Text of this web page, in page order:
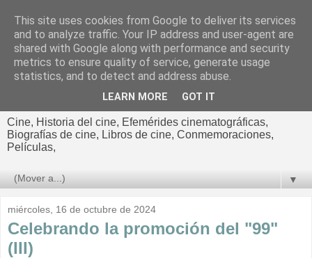
El cultural
cinematográfico de Jorge
Cine, Historia del cine, Efemérides cinematográficas,
Biografías de cine, Libros de cine, Conmemoraciones,
Películas,
▼
miércoles, 16 de octubre de 2024
Celebrando la promoción del "99"
(III)
This site uses cookies from Google to deliver its services
and to analyze traffic. Your IP address and user-agent are
shared with Google along with performance and security
metrics to ensure quality of service, generate usage
statistics, and to detect and address abuse.
LEARN MORE GOT IT